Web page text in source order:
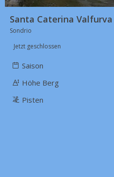
Santa Caterina Valfurva
Sondrio
Jetzt geschlossen
Saison
Höhe Berg
Pisten